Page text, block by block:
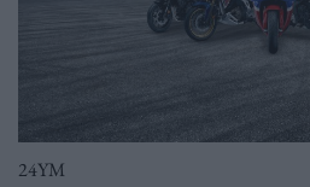
24YM